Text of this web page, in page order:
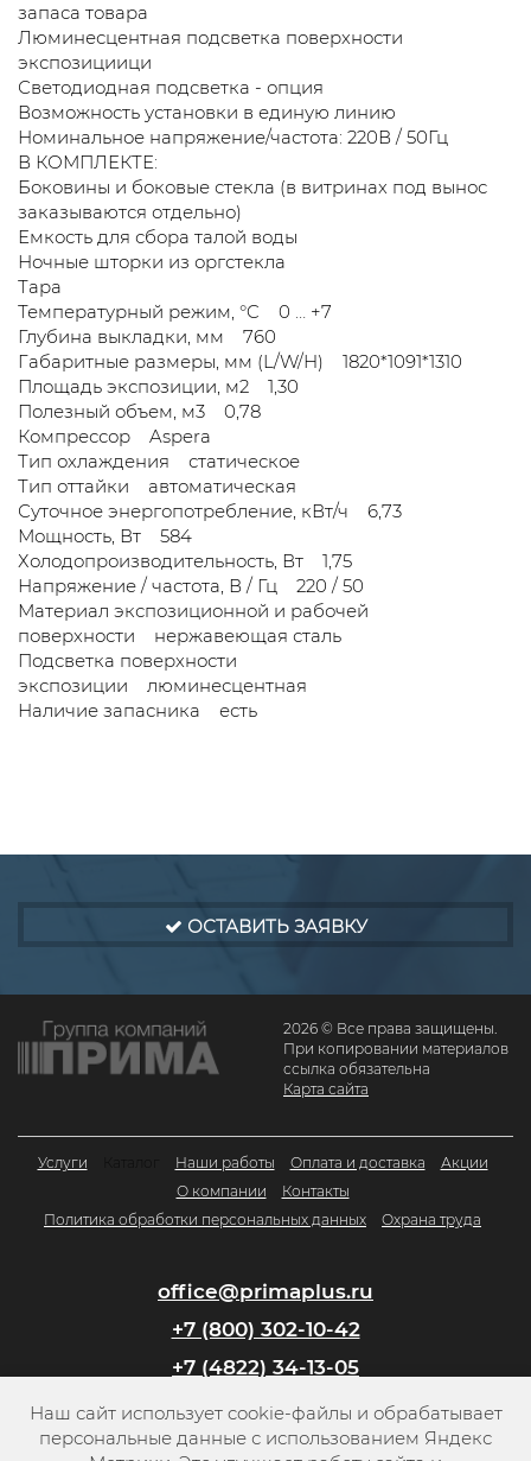
запаса товара
Люминесцентная подсветка поверхности
экспозициици
Светодиодная подсветка - опция
Возможность установки в единую линию
Номинальное напряжение/частота: 220В / 50Гц
В КОМПЛЕКТЕ:
Боковины и боковые стекла (в витринах под вынос
заказываются отдельно)
Емкость для сбора талой воды
Ночные шторки из оргстекла
Тара
Температурный режим, °C 0 … +7
Глубина выкладки, мм 760
Габаритные размеры, мм (L/W/H) 1820*1091*1310
Площадь экспозиции, м2 1,30
Полезный объем, м3 0,78
Компрессор Aspera
Тип охлаждения статическое
Тип оттайки автоматическая
Суточное энергопотребление, кВт/ч 6,73
Мощность, Вт 584
Холодопроизводительность, Вт 1,75
Напряжение / частота, В / Гц 220 / 50
Материал экспозиционной и рабочей
поверхности нержавеющая сталь
Подсветка поверхности
экспозиции люминесцентная
Наличие запасника есть
ОСТАВИТЬ ЗАЯВКУ
2026 © Все права защищены.
При копировании материалов
ссылка обязательна
Карта сайта
Услуги Наши работы Оплата и доставка
Акции
О компании
Контакты
Политика обработки персональных данных
Охрана труда
office@primaplus.ru
+7 (800) 302-10-42
+7 (4822) 34-13-05
Заказать обратный звонок
Наш сайт использует cookie-файлы и обрабатывает
персональные данные с использованием Яндекс